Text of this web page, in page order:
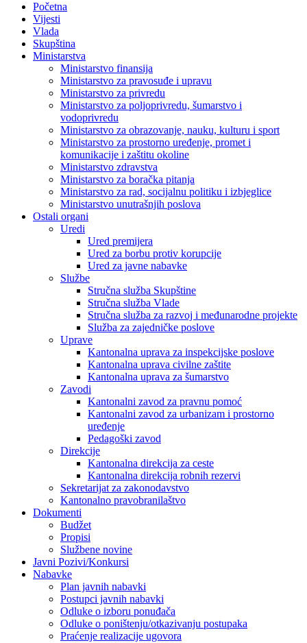
Početna
Vijesti
Vlada
Skupština
Ministarstva
Ministarstvo finansija
Ministarstvo za pravosuđe i upravu
Ministarstvo za privredu
Ministarstvo za poljoprivredu, šumarstvo i
vodoprivredu
Ministarstvo za obrazovanje, nauku, kulturu i sport
Ministarstvo za prostorno uređenje, promet i
komunikacije i zaštitu okoline
Ministarstvo zdravstva
Ministarstvo za boračka pitanja
Ministarstvo za rad, socijalnu politiku i izbjeglice
Ministarstvo unutrašnjih poslova
Ostali organi
Uredi
Ured premijera
Ured za borbu protiv korupcije
Ured za javne nabavke
Službe
Stručna služba Skupštine
Stručna služba Vlade
Stručna služba za razvoj i međunarodne projekte
Služba za zajedničke poslove
Uprave
Kantonalna uprava za inspekcijske poslove
Kantonalna uprava civilne zaštite
Kantonalna uprava za šumarstvo
Zavodi
Kantonalni zavod za pravnu pomoć
Kantonalni zavod za urbanizam i prostorno
uređenje
Pedagoški zavod
Direkcije
Kantonalna direkcija za ceste
Kantonalna direkcija robnih rezervi
Sekretarijat za zakonodavstvo
Kantonalno pravobranilaštvo
Dokumenti
Budžet
Propisi
Službene novine
Javni Pozivi/Konkursi
Nabavke
Plan javnih nabavki
Postupci javnih nabavki
Odluke o izboru ponuđača
Odluke o poništenju/otkazivanju postupaka
Praćenje realizacije ugovora